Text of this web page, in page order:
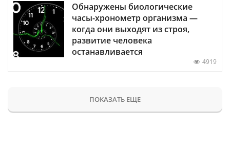
Обнаружены биологические
часы-хронометр организма —
когда они выходят из строя,
развитие человека
останавливается
4919
ПОКАЗАТЬ ЕЩЕ